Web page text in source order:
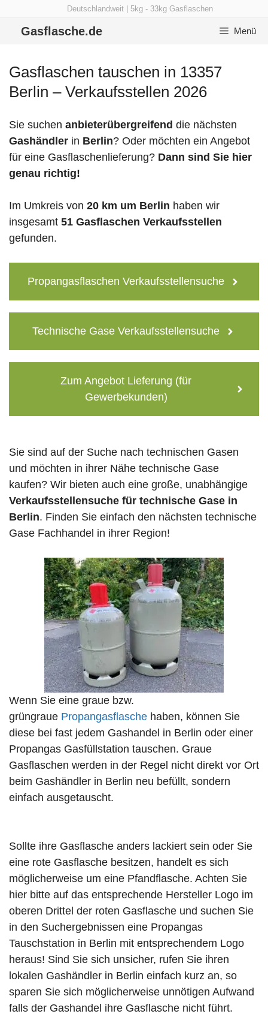
Deutschlandweit | 5kg - 33kg Gasflaschen
Gasflasche.de Menü
Gasflaschen tauschen in 13357
Berlin – Verkaufsstellen 2026
Sie suchen anbieterübergreifend die nächsten
Gashändler in Berlin? Oder möchten ein Angebot
für eine Gasflaschenlieferung? Dann sind Sie hier
genau richtig!
Im Umkreis von 20 km um Berlin haben wir
insgesamt 51 Gasflaschen Verkaufsstellen
gefunden.
Propangasflaschen Verkaufsstellensuche
Technische Gase Verkaufsstellensuche
Zum Angebot Lieferung (für
Gewerbekunden)
Sie sind auf der Suche nach technischen Gasen
und möchten in ihrer Nähe technische Gase
kaufen? Wir bieten auch eine große, unabhängige
Verkaufsstellensuche für technische Gase in
Berlin. Finden Sie einfach den nächsten technische
Gase Fachhandel in ihrer Region!
Wenn Sie eine graue bzw.
grüngraue Propangasflasche haben, können Sie
diese bei fast jedem Gashandel in Berlin oder einer
Propangas Gasfüllstation tauschen. Graue
Gasflaschen werden in der Regel nicht direkt vor Ort
beim Gashändler in Berlin neu befüllt, sondern
einfach ausgetauscht.
Sollte ihre Gasflasche anders lackiert sein oder Sie
eine rote Gasflasche besitzen, handelt es sich
möglicherweise um eine Pfandflasche. Achten Sie
hier bitte auf das entsprechende Hersteller Logo im
oberen Drittel der roten Gasflasche und suchen Sie
in den Suchergebnissen eine Propangas
Tauschstation in Berlin mit entsprechendem Logo
heraus! Sind Sie sich unsicher, rufen Sie ihren
lokalen Gashändler in Berlin einfach kurz an, so
sparen Sie sich möglicherweise unnötigen Aufwand
falls der Gashandel ihre Gasflasche nicht führt.